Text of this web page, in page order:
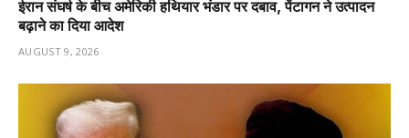
ईरान संघर्ष के बीच अमेरिकी हथियार भंडार पर दबाव, पेंटागन ने उत्पादन
बढ़ाने का दिया आदेश
AUGUST 9, 2026